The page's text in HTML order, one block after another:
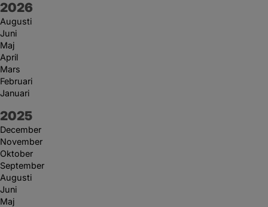
År:
2026
Augusti
Juni
Maj
April
Mars
Februari
Januari
År:
2025
December
November
Oktober
September
Augusti
Juni
Maj